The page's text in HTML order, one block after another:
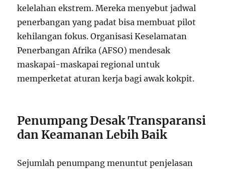
kelelahan ekstrem. Mereka menyebut jadwal
penerbangan yang padat bisa membuat pilot
kehilangan fokus. Organisasi Keselamatan
Penerbangan Afrika (AFSO) mendesak
maskapai-maskapai regional untuk
memperketat aturan kerja bagi awak kokpit.
Penumpang Desak Transparansi
dan Keamanan Lebih Baik
Sejumlah penumpang menuntut penjelasan